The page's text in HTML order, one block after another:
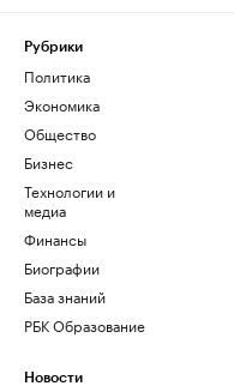
Рубрики
Политика
Экономика
Общество
Бизнес
Технологии и
медиа
Финансы
Биографии
База знаний
РБК Образование
Новости